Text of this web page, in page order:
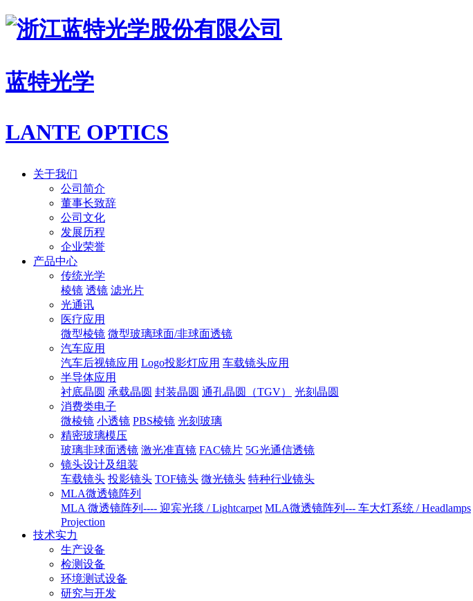
蓝特光学
LANTE OPTICS
关于我们
公司简介
董事长致辞
公司文化
发展历程
企业荣誉
产品中心
传统光学
棱镜 透镜 滤光片
光通讯
医疗应用
微型棱镜 微型玻璃球面/非球面透镜
汽车应用
汽车后视镜应用 Logo投影灯应用 车载镜头应用
半导体应用
衬底晶圆 承载晶圆 封装晶圆 通孔晶圆（TGV）
光刻晶圆
消费类电子
微棱镜 小透镜 PBS棱镜 光刻玻璃
精密玻璃模压
玻璃非球面透镜 激光准直镜 FAC镜片 5G光通信透镜
镜头设计及组装
车载镜头 投影镜头 TOF镜头 微光镜头 特种行业镜头
MLA微透镜阵列
MLA 微透镜阵列---- 迎宾光毯 / Lightcarpet MLA微透镜阵列--- 车大灯系统 / Headlamps
Projection
技术实力
生产设备
检测设备
环境测试设备
研究与开发